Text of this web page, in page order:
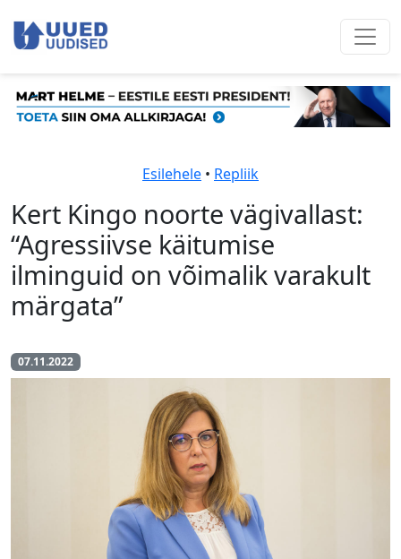
Esilehele • Repliik
Kert Kingo noorte vägivallast:
“Agressiivse käitumise
ilminguid on võimalik varakult
märgata”
07.11.2022